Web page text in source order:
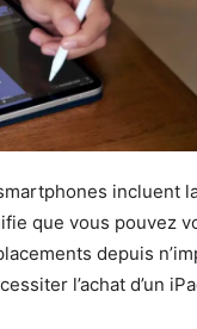
incluent
que vous pouvez
depuis
l’achat d’un